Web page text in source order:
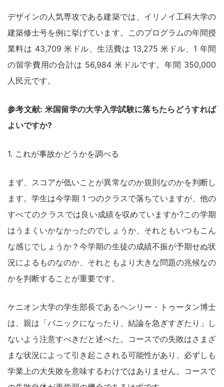
デザインの人気専攻である建築では、イリノイ工科大学の
建築修士号を例に挙げています。このプログラムの年間授
業料は 43,709 米ドル、生活費は 13,275 米ドル、1 年間
の留学費用の合計は 56,984 米ドルです。年間 350,000
人民元です。
参考文献: 米国留学の大学入学試験に落ちたらどうすれば
よいですか?
1. これが事故かどうかを調べる
まず、スコアが低いことが異常なのか規則なのかを判断し
ます。学生は今学期 1 つのクラスで落ちていますが、他の
すべてのクラスでは良い成績を収めていますか?この学期
はうまくいかなかったのでしょうか、それともいつもこん
な感じでしょうか？今学期の生徒の成績不振が予期せぬ状
況によるものなのか、それともより大きな問題の兆候なの
かを判断することが重要です。
ケニオン大学の学生部長であるヘンリー・トゥータン博士
は、親は「パニックになったり、結論を急ぎすぎたり」し
ないよう注意すべきだと述べた。コースでの失敗はさまざ
まな状況によって引き起こされる可能性があり、必ずしも
学業上の大失敗を意味するわけではありません。コースで